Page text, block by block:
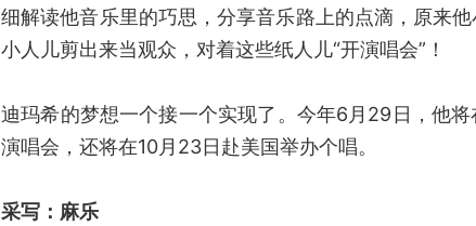
细解读他音乐里的巧思，分享音乐路上的点滴，原来
小人儿剪出来当观众，对着这些纸人儿“开演唱会”！
迪玛希的梦想一个接一个实现了。今年6月29日，他
演唱会，还将在10月23日赴美国举办个唱。
采写：麻乐